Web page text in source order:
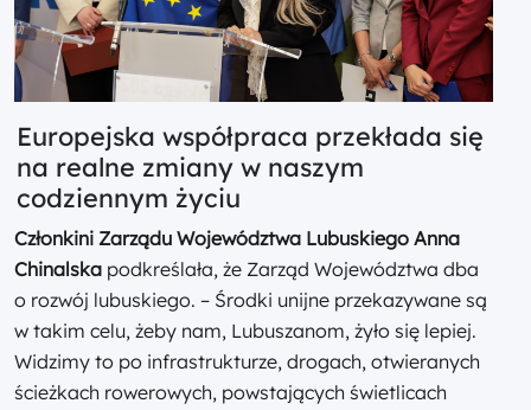
Europejska współpraca przekłada się
na realne zmiany w naszym
codziennym życiu
Członkini Zarządu Województwa Lubuskiego Anna
Chinalska podkreślała, że Zarząd Województwa dba
o rozwój lubuskiego. – Środki unijne przekazywane są
w takim celu, żeby nam, Lubuszanom, żyło się lepiej.
Widzimy to po infrastrukturze, drogach, otwieranych
ścieżkach rowerowych, powstających świetlicach